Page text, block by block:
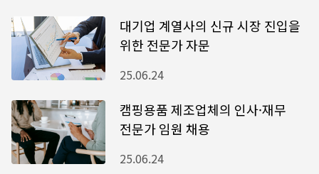
25.06.24
대기업 계열사의 신규 시장 진입을
위한 전문가 자문
25.06.24
캠핑용품 제조업체의 인사·재무
전문가 임원 채용